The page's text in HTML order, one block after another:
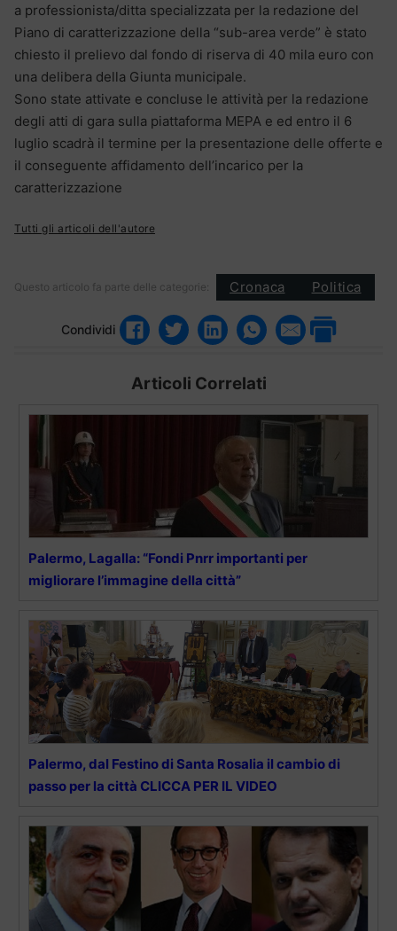
a professionista/ditta specializzata per la redazione del
Piano di caratterizzazione della “sub-area verde” è stato
chiesto il prelievo dal fondo di riserva di 40 mila euro con
una delibera della Giunta municipale.
Sono state attivate e concluse le attività per la redazione
degli atti di gara sulla piattaforma MEPA e ed entro il 6
luglio scadrà il termine per la presentazione delle offerte e
il conseguente affidamento dell’incarico per la
caratterizzazione
Tutti gli articoli dell'autore
Questo articolo fa parte delle categorie: Cronaca Politica
Condividi
Articoli Correlati
Palermo, Lagalla: “Fondi Pnrr importanti per
migliorare l’immagine della città”
Palermo, dal Festino di Santa Rosalia il cambio di
passo per la città CLICCA PER IL VIDEO